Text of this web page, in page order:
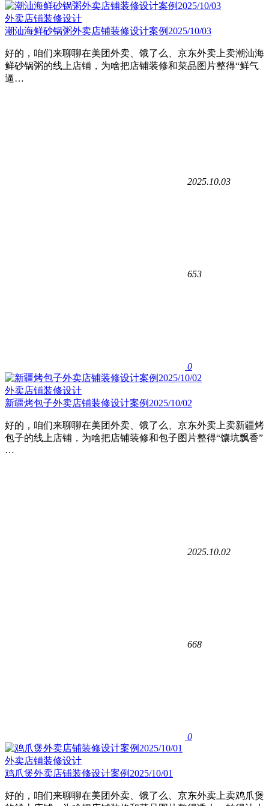
外卖店铺装修设计
潮汕海鲜砂锅粥外卖店铺装修设计案例2025/10/03
好的，咱们来聊聊在美团外卖、饿了么、京东外卖上卖潮汕海
鲜砂锅粥的线上店铺，为啥把店铺装修和菜品图片整得“鲜气
逼…
2025.10.03
653
0
外卖店铺装修设计
新疆烤包子外卖店铺装修设计案例2025/10/02
好的，咱们来聊聊在美团外卖、饿了么、京东外卖上卖新疆烤
包子的线上店铺，为啥把店铺装修和包子图片整得“馕坑飘香”
…
2025.10.02
668
0
外卖店铺装修设计
鸡爪煲外卖店铺装修设计案例2025/10/01
好的，咱们来聊聊在美团外卖、饿了么、京东外卖上卖鸡爪煲